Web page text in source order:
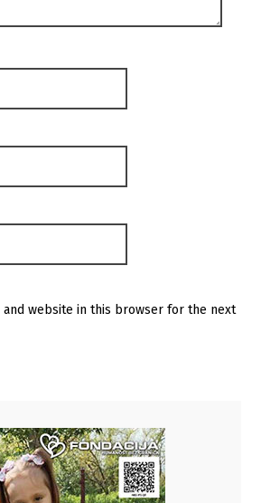
and website in this browser for the next